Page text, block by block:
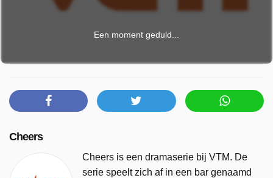
Een moment geduld...
Cheers
Cheers is een dramaserie bij VTM. De
serie speelt zich af in een bar genaamd